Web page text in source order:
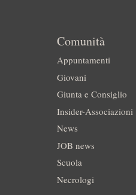
Comunità
Appuntamenti
Giovani
Giunta e Consiglio
Insider-Associazioni
News
JOB news
Scuola
Necrologi